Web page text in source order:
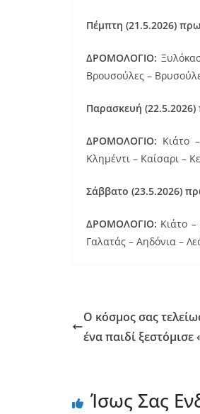
Πέμπτη (21.5.2026)
ΔΡΟΜΟΛΟΓΙΟ:
Βρουσούλες –
Παρασκευή (22.5.2026)
ΔΡΟΜΟΛΟΓΙΟ: Κιάτο
Κλημέντι – Καίσαρι –
Σάββατο (23.5.2026)
ΔΡΟΜΟΛΟΓΙΟ: Κιάτο
Γαλατάς – Αηδόνια –
Ο κόσμος σας
ένα παιδί
Ίσως Σας